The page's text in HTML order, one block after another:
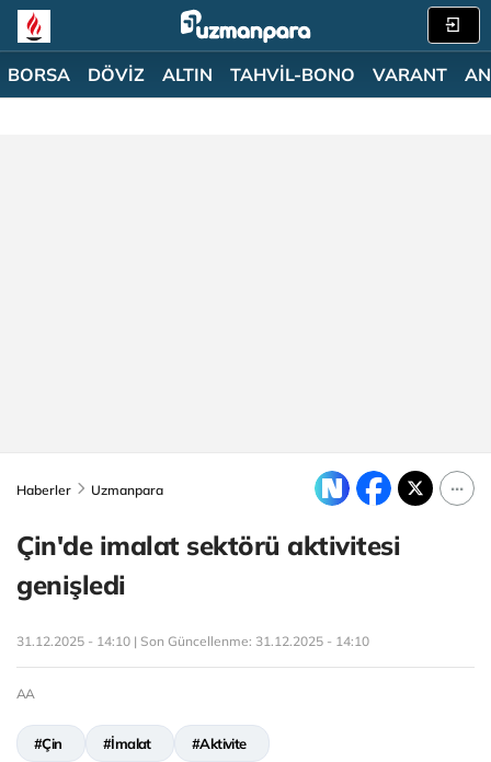
BORSA DÖVİZ ALTIN TAHVİL-BONO VARANT
Haberler Uzmanpara
Çin'de imalat sektörü aktivitesi
genişledi
31.12.2025 - 14:10 | Son Güncellenme: 31.12.2025 - 14:10
AA
#Çin #İmalat #Aktivite